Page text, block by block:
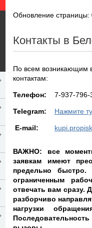
Обновление страницы:
Контакты в
По всем возникающим
контактам:
Teлефон: 7-937-796-
Telegram: Нажмите
E-mail:
ВАЖНО: все
заявкам имеют
предельно быстро.
ограниченным
отвечать вам сразу.
разборчиво
нагрузки